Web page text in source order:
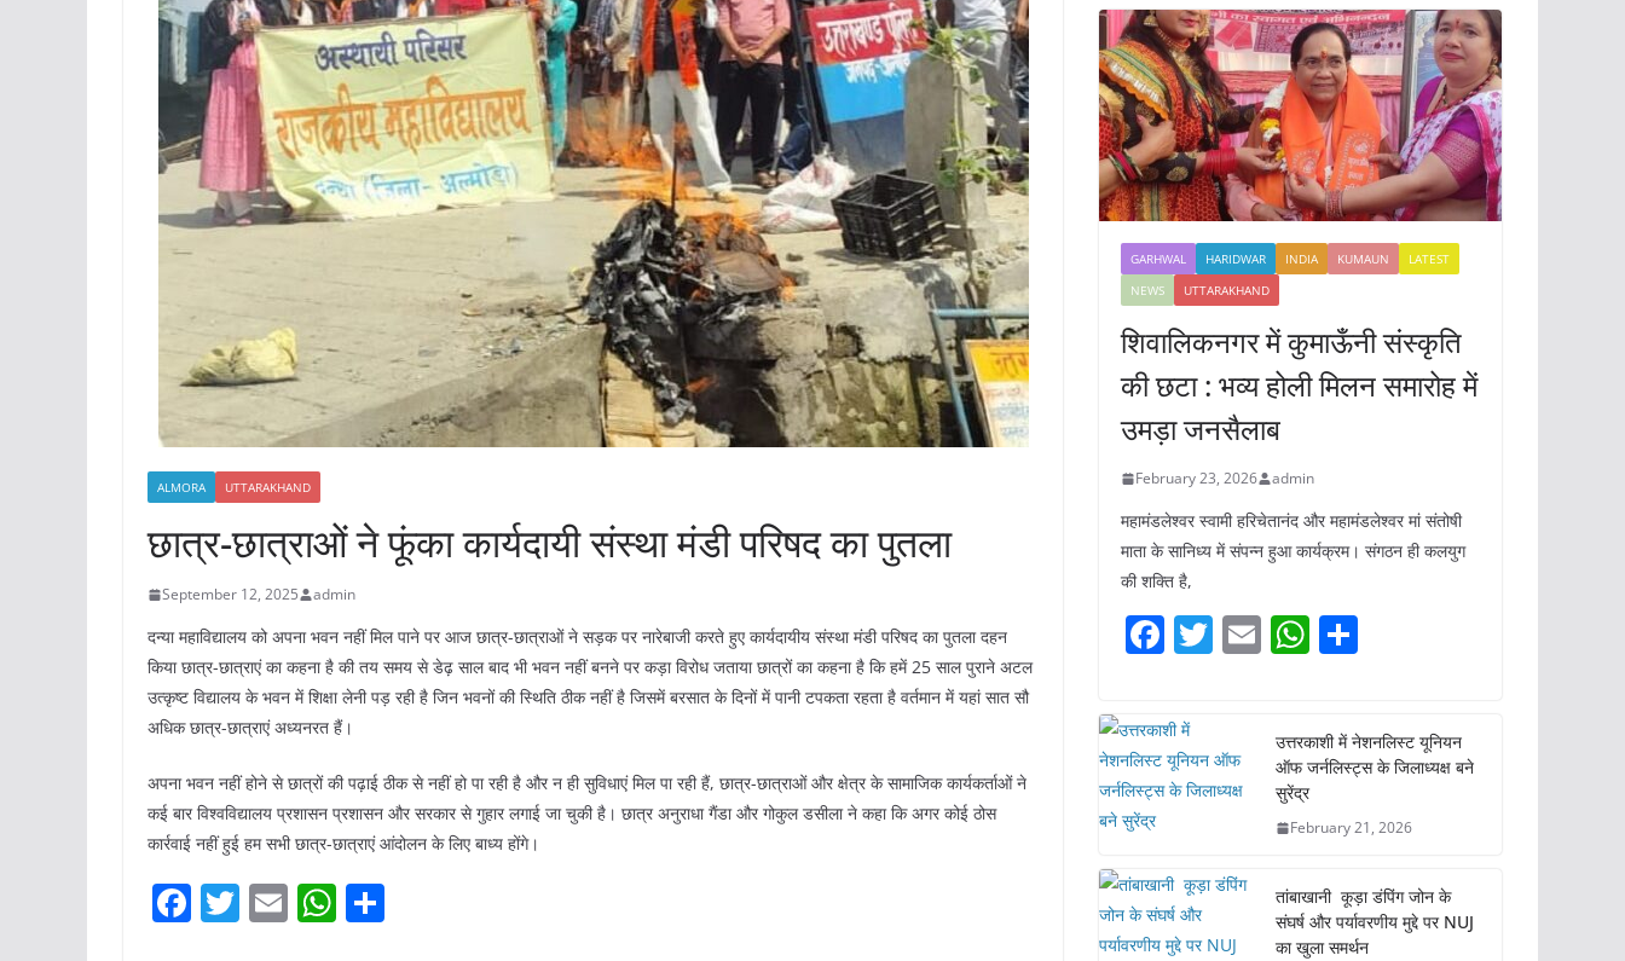
ALMORA UTTARAKHAND
छात्र-छात्राओं ने फूंका कार्यदायी संस्था मंडी परिषद का पुतला
September 12, 2025 admin
दन्या महाविद्यालय को अपना भवन नहीं मिल पाने पर आज छात्र-छात्राओं ने सड़क पर नारेबाजी करते हुए कार्यदायीय संस्था मंडी परिषद का पुतला दहन
किया छात्र-छात्राएं का कहना है की तय समय से डेढ़ साल बाद भी भवन नहीं बनने पर कड़ा विरोध जताया छात्रों का कहना है कि हमें 25 साल पुराने अटल
उत्कृष्ट विद्यालय के भवन में शिक्षा लेनी पड़ रही है जिन भवनों की स्थिति ठीक नहीं है जिसमें बरसात के दिनों में पानी टपकता रहता है वर्तमान में यहां सात सौ
अधिक छात्र-छात्राएं अध्यनरत हैं।
अपना भवन नहीं होने से छात्रों की पढ़ाई ठीक से नहीं हो पा रही है और न ही सुविधाएं मिल पा रही हैं, छात्र-छात्राओं और क्षेत्र के सामाजिक कार्यकर्ताओं ने
कई बार विश्वविद्यालय प्रशासन प्रशासन और सरकार से गुहार लगाई जा चुकी है। छात्र अनुराधा गैंडा और गोकुल डसीला ने कहा कि अगर कोई ठोस
कार्रवाई नहीं हुई हम सभी छात्र-छात्राएं आंदोलन के लिए बाध्य होंगे।
F T E W
GARHWAL HARIDWAR INDIA KUMAUN
LATEST
NEWS
UTTARAKHAND
शिवालिकनगर में कुमाऊँनी संस्कृति
की छटा : भव्य होली मिलन समारोह में
उमड़ा जनसैलाब
February 23, 2026 admin
महामंडलेश्वर स्वामी हरिचेतानंद और महामंडलेश्वर मां संतोषी
माता के सानिध्य में संपन्न हुआ कार्यक्रम। संगठन ही कलयुग
की शक्ति है,
F
c
e
b
o
k
T
er
E W
s
A
p
e
उत्तरकाशी में नेशनलिस्ट यूनियन
ऑफ जर्नलिस्ट्स के जिलाध्यक्ष बने
सुरेंद्र
February 21, 2026
तांबाखानी कूड़ा डंपिंग जोन के
संघर्ष और पर्यावरणीय मुद्दे पर NUJ
का खुला समर्थन